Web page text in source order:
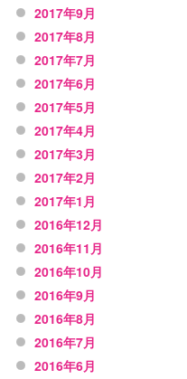
2017年9月
2017年8月
2017年7月
2017年6月
2017年5月
2017年4月
2017年3月
2017年2月
2017年1月
2016年12月
2016年11月
2016年10月
2016年9月
2016年8月
2016年7月
2016年6月